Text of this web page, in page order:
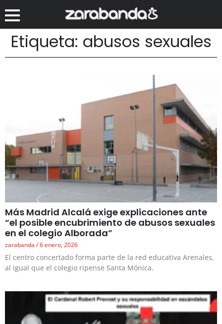
Etiqueta: abusos sexuales
Más Madrid Alcalá exige explicaciones ante
“el posible encubrimiento de abusos sexuales
en el colegio Alborada”
zarabanda 6 enero, 2026
El centro concertado forma parte de la red educativa Arenales,
al igual que el colegio ripense Santa Mónica.